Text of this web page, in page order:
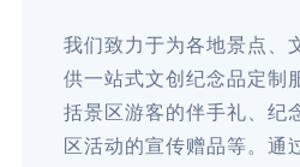
我们致力于为各地景点、
供一站式文创纪念品定制
括景区游客的伴手礼、纪
区活动的宣传赠品等。通